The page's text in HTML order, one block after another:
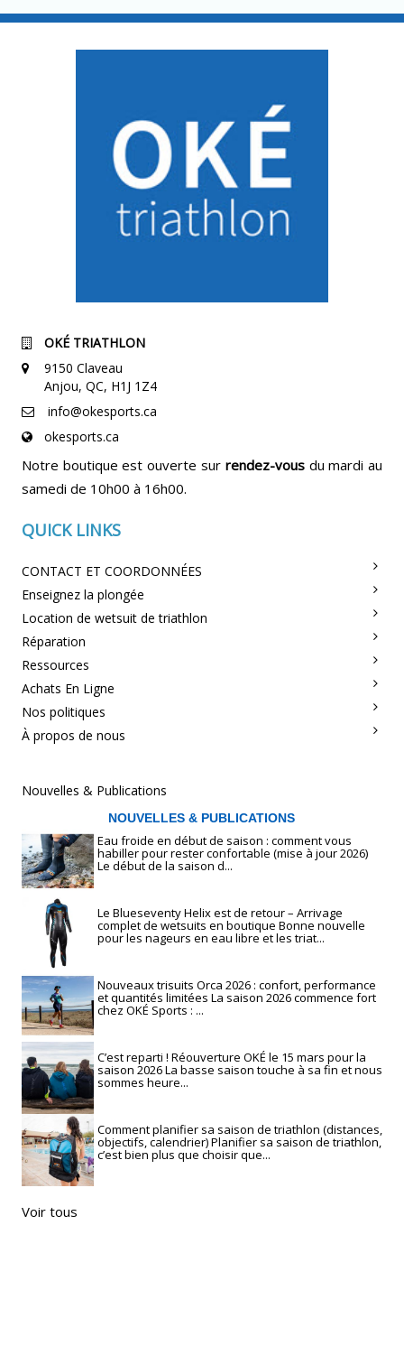
OKÉ TRIATHLON
9150 Claveau
Anjou, QC, H1J 1Z4
info@okesports.ca
okesports.ca
Notre boutique est ouverte sur rendez-vousdu mardi au
samedi de 10h00 à 16h00.
QUICK LINKS
CONTACT ET COORDONNÉES
Enseignez la plongée
Location de wetsuit de triathlon
Réparation
Ressources
Achats En Ligne
Nos politiques
À propos de nous
Nouvelles & Publications
NOUVELLES & PUBLICATIONS
Eau froide en début de saison : comment vous
habiller pour rester confortable (mise à jour 2026)
Le début de la saison d...
Le Blueseventy Helix est de retour – Arrivage
complet de wetsuits en boutique Bonne nouvelle
pour les nageurs en eau libre et les triat...
Nouveaux trisuits Orca 2026 : confort, performance
et quantités limitées La saison 2026 commence fort
chez OKÉ Sports : ...
C’est reparti ! Réouverture OKÉ le 15 mars pour la
saison 2026 La basse saison touche à sa fin et nous
sommes heure...
Comment planifier sa saison de triathlon (distances,
objectifs, calendrier) Planifier sa saison de triathlon,
c’est bien plus que choisir que...
Voir tous